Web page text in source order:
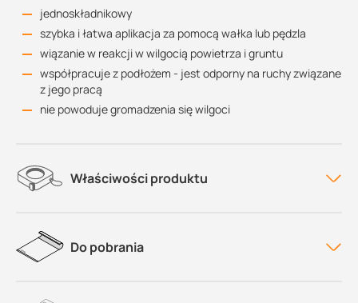
jednoskładnikowy
szybka i łatwa aplikacja za pomocą wałka lub pędzla
wiązanie w reakcji w wilgocią powietrza i gruntu
współpracuje z podłożem - jest odporny na ruchy związane
z jego pracą
nie powoduje gromadzenia się wilgoci
Właściwości produktu
Do pobrania